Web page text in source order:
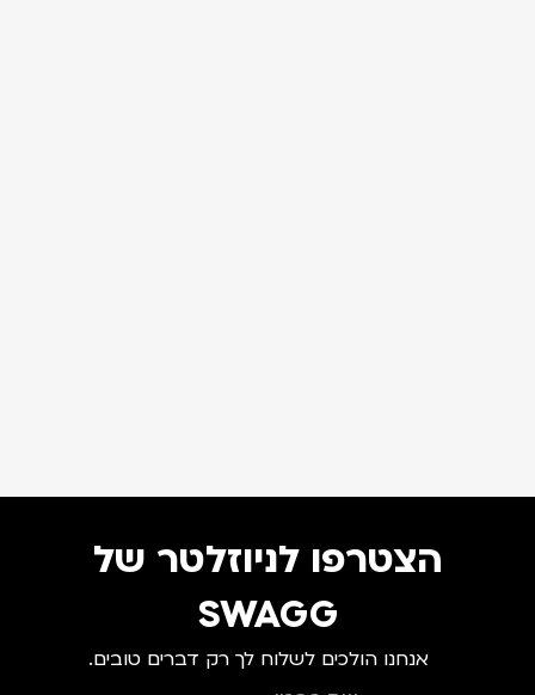
הצטרפו לניוזלטר של
SWAGG
אנחנו הולכים לשלוח לך רק דברים טובים.